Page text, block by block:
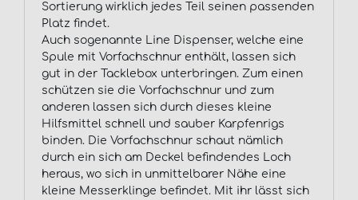
Sortierung wirklich jedes Teil seinen passenden
Platz findet.
Auch sogenannte Line Dispenser, welche eine
Spule mit Vorfachschnur enthält, lassen sich
gut in der Tacklebox unterbringen. Zum einen
schützen sie die Vorfachschnur und zum
anderen lassen sich durch dieses kleine
Hilfsmittel schnell und sauber Karpfenrigs
binden. Die Vorfachschnur schaut nämlich
durch ein sich am Deckel befindendes Loch
heraus, wo sich in unmittelbarer Nähe eine
kleine Messerklinge befindet. Mit ihr lässt sich